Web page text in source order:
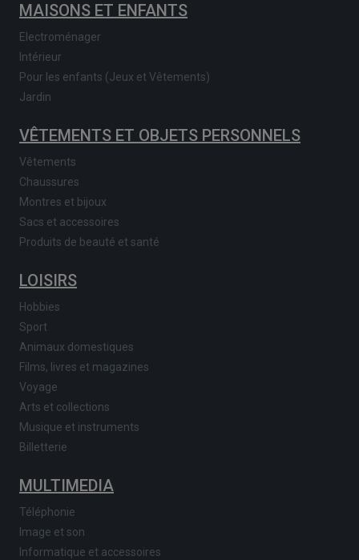
MAISONS ET ENFANTS
Electroménager
Intérieur
Pour les enfants (Jeux et Vêtements)
Jardin
VÊTEMENTS ET OBJETS PERSONNELS
Vêtements
Chaussures
Montres et bijoux
Sacs et accessoires
Produits de beauté et santé
LOISIRS
Hobbies
Sport
Animaux domestiques
Films, livres et magazines
Voyage
Arts et collections
Musique et instruments
Billetterie
MULTIMEDIA
Téléphonie
Image et son
Informatique et accessoires